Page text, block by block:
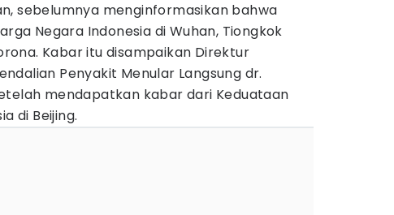
sebelumnya menginformasikan bahwa
Negara Indonesia di Wuhan, Tiongkok
Kabar itu disampaikan Direktur
Penyakit Menular Langsung dr.
mendapatkan kabar dari Keduataan
di Beijing.